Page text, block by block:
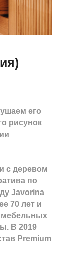
его
рисунок
с деревом
по
Javorina
70 лет и
мебельных
В 2019
Premium